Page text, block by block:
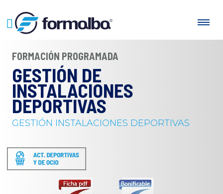
FORMACIÓN PROGRAMADA
GESTIÓN DE
INSTALACIONES
DEPORTIVAS
GESTIÓN INSTALACIONES DEPORTIVAS